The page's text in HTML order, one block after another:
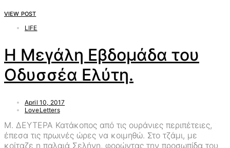
VIEW POST
LIFE
Η Μεγάλη Εβδομάδα του
Οδυσσέα Ελύτη.
April 10, 2017
LoveLetters
Μ. ΔΕΥΤΕΡΑ Κατάκοπος από τις ουράνιες περιπέτειες,
έπεσα τις πρωινές ώρες να κοιμηθώ. Στο τζάμι, με
κοίταζε η παλαιά Σελήνη, φορώντας την προσωπίδα του